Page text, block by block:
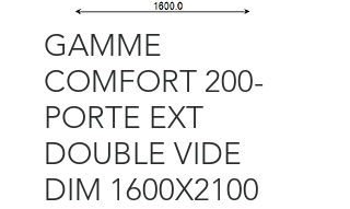
GAMME
COMFORT 200-
PORTE EXT
DOUBLE VIDE
DIM 1600X2100